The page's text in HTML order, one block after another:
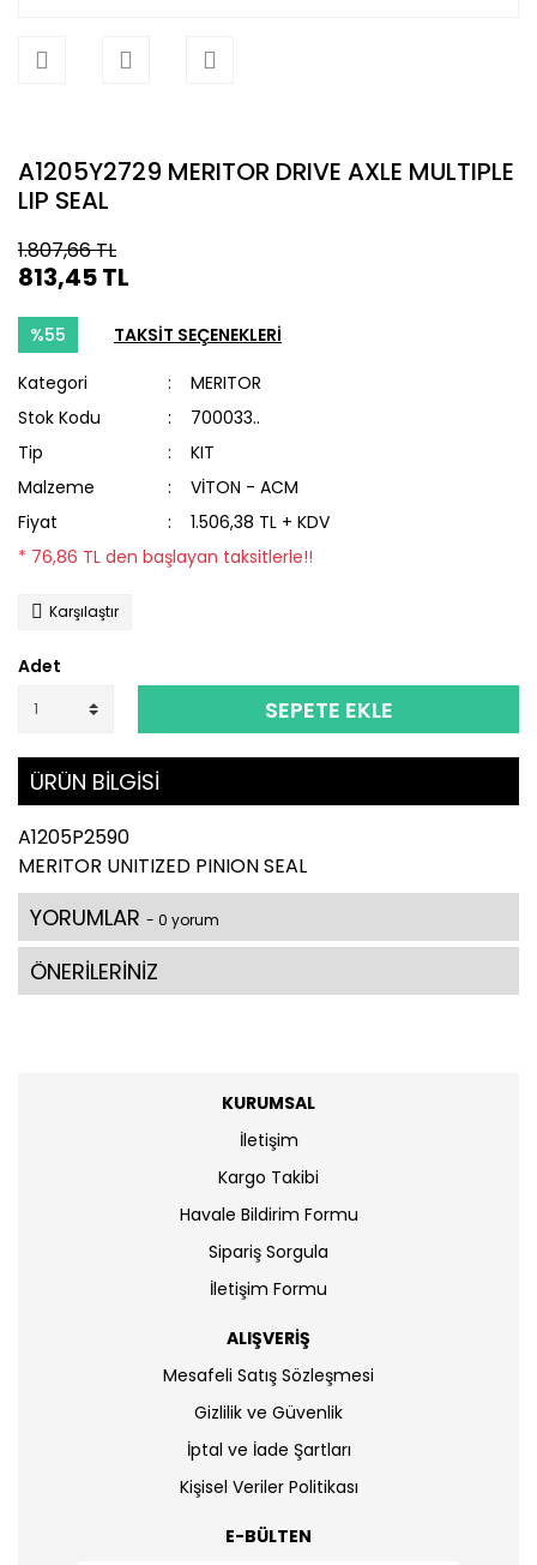
A1205Y2729 MERITOR DRIVE AXLE MULTIPLE
LIP SEAL
1.807,66 TL
813,45 TL
%55 TAKSİT SEÇENEKLERİ
Kategori
MERITOR
Stok Kodu
700033..
Tip
KIT
Malzeme
VİTON - ACM
Fiyat
1.506,38 TL + KDV
* 76,86 TL den başlayan taksitlerle!!
Karşılaştır
Adet
SEPETE EKLE
ÜRÜN BİLGİSİ
A1205P2590
MERITOR UNITIZED PINION SEAL
YORUMLAR - 0 yorum
ÖNERİLERİNİZ
KURUMSAL
İletişim
Kargo Takibi
Havale Bildirim Formu
Sipariş Sorgula
İletişim Formu
ALIŞVERİŞ
Mesafeli Satış Sözleşmesi
Gizlilik ve Güvenlik
İptal ve İade Şartları
Kişisel Veriler Politikası
E-BÜLTEN